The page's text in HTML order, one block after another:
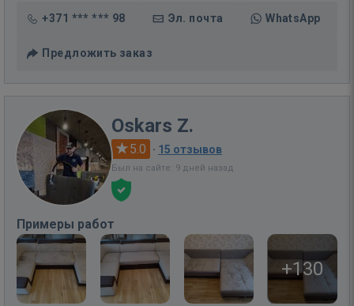
+371 *** *** 98 Эл. почта WhatsApp
Предложить заказ
Oskars Z.
5.0 · 15 отзывов
Был на сайте: 9 дней назад
Примеры работ
+130